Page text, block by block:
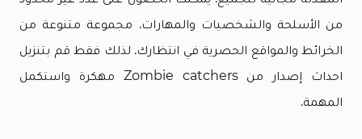
من الأسلحة والشخصيات والمهارات. مجموعة متنوعة من
الخرائط والمواقع الحصرية في انتظارك. لذلك فقط قم بتنزيل
احداث إصدار من Zombie catchers مهكرة واستكمل
المهمة.